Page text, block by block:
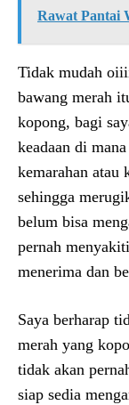
Rawat Pantai
Tidak mudah
bawang merah
kopong, bagi
keadaan di
kemarahan atau
sehingga
belum bisa
pernah
menerima dan
Saya berharap
merah yang
tidak akan
siap sedia